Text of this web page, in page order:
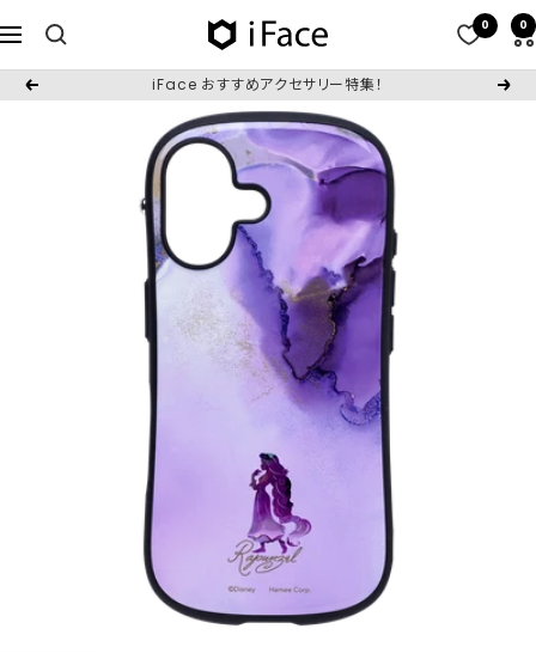
ン
ナ
ビ
ゲ
iFace
日
本
公
式
ト
0 0
戻
iFace おすすめアクセサリー特集！
次